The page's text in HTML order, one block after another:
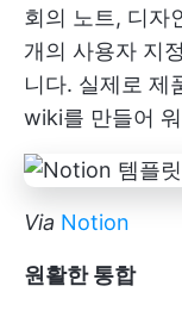
회의 노트, 디자
개의 사용자 지
니다. 실제로 제
wiki를 만들어
Via Notion
원활한 통합